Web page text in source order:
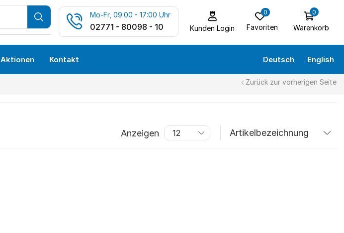
Mo-Fr, 09:00 - 17:00 Uhr
02771 - 80098 - 10 Kunden Login
0
Favoriten
0
Warenkorb
Aktionen Kontakt Deutsch English
Zurück zur vorherigen Seite
Anzeigen